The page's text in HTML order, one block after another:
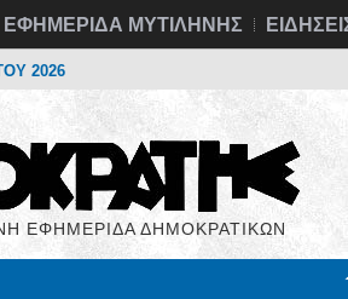
ΕΦΗΜΕΡΙΔΑ ΜΥΤΙΛΗΝΗΣ
2026
ΕΦΗΜΕΡΙΔΑ ΔΗΜΟΚΡΑΤΙΚΩΝ